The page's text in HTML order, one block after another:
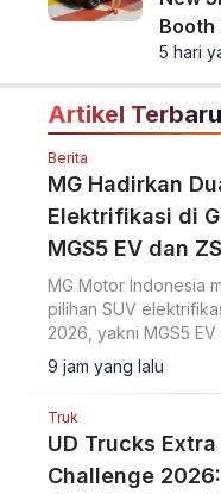
Booth
5 hari
Artikel Terbaru
Berita
MG Hadirkan
Elektrifikasi di
MGS5 EV dan
MG Motor Indonesia
pilihan SUV
2026, yakni MGS5
listrik murni dan MG
mengusung teknologi
9 jam yang lalu
Truk
UD Trucks
Challenge